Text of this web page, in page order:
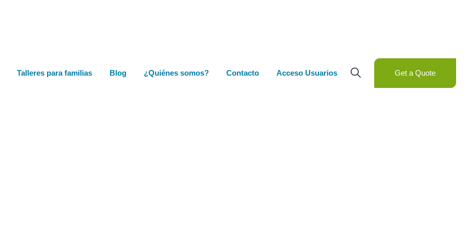
Talleres para familias Blog ¿Quiénes somos? Contacto Acceso Usuarios Get a Quote